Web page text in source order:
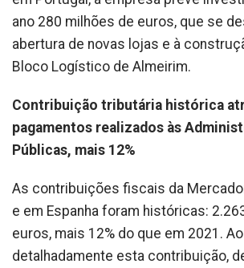
ano 280 milhões de euros, que se
abertura de novas lojas e à
Bloco Logístico de Almeirim.
Contribuição tributária histórica
pagamentos realizados às
Públicas, mais 12%
As contribuições fiscais da
e em Espanha foram históricas:
euros, mais 12% do que em 2021.
detalhadamente esta contribuição,